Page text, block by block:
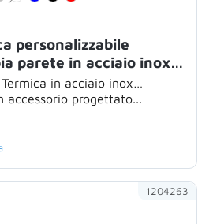
personalizzabile
parete in acciaio inox
in acciaio inox
accessorio progettato...
1204263